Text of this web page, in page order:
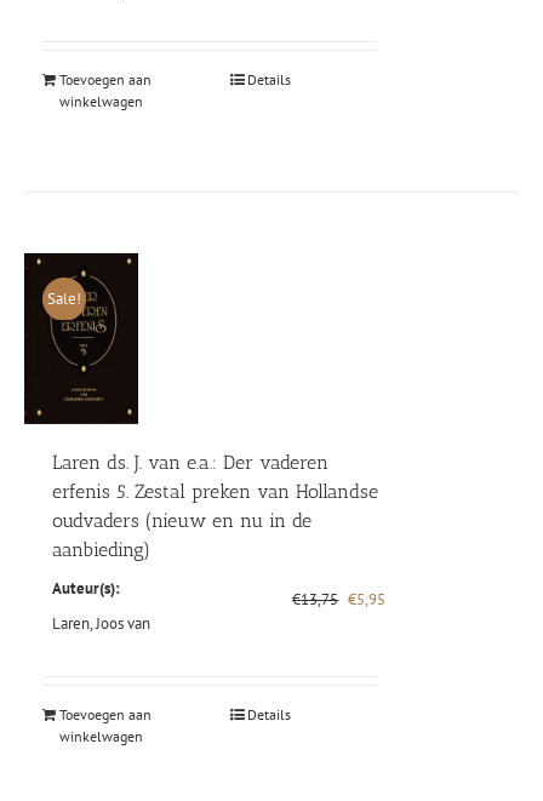
Toevoegen aan
winkelwagen
Details
Sale!
Laren ds. J. van e.a.: Der vaderen
erfenis 5. Zestal preken van Hollandse
oudvaders (nieuw en nu in de
aanbieding)
Auteur(s):
Laren, Joos van
€13,75 Oorspronkelijke
€5,95
Toevoegen aan
winkelwagen
Details